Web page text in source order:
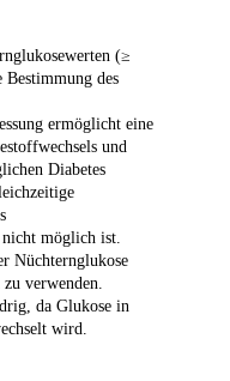
(≥
des
ermöglicht eine
und
Diabetes
nicht möglich ist.
Nüchternglukose
verwenden.
da Glukose in
wird.